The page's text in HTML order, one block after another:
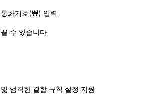
화기호(₩) 입력
수 있습니다
엄격한 결합 규칙 설정 지원